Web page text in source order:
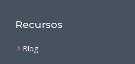
Recursos
Blog